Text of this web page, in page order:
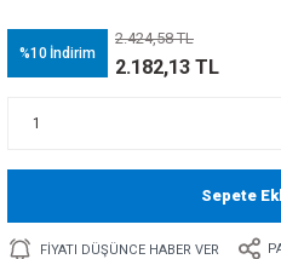
%10 İndirim
2.424,58 TL
2.182,13 TL
Sepete
FIYATI DÜŞÜNCE HABER VER